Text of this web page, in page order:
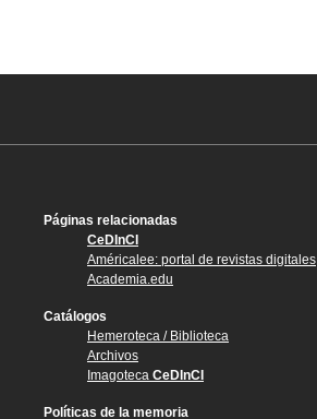
Páginas relacionadas
CeDInCI
Américalee: portal de revistas digitales
Academia.edu
Catálogos
Hemeroteca / Biblioteca
Archivos
Imagoteca CeDInCI
Políticas de la memoria